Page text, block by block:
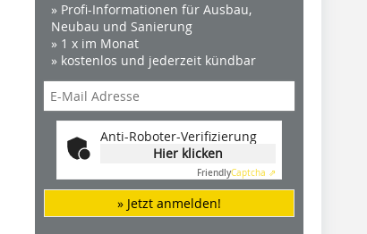
» Profi-Informationen für Ausbau,
Neubau und Sanierung
» 1 x im Monat
» kostenlos und jederzeit kündbar
Anti-Roboter-Verifizierung
Hier klicken
FriendlyCaptcha ⇗
» Jetzt anmelden!